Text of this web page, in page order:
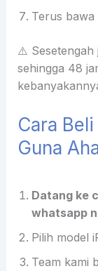
Terus
⚠️ Sesetengah
sehingga 48
Cara
Guna
Datang ke
whatsapp
Pilih model
Team kami